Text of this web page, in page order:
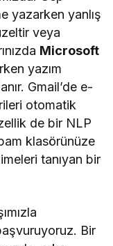
yazarken yanlış
veya
Microsoft
yazım
Gmail’de e-
otomatik
de bir NLP
klasörünüze
tanıyan bir
Bir